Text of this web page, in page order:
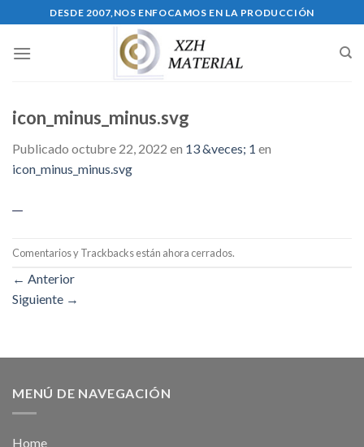
to
content
DESDE 2007,NOS ENFOCAMOS EN LA PRODUCCIÓN
icon_minus_minus.svg
Publicado octubre 22, 2022 en 13 &veces; 1 en
icon_minus_minus.svg
Comentarios y Trackbacks están ahora cerrados.
← Anterior
Siguiente →
MENÚ DE NAVEGACIÓN
Home